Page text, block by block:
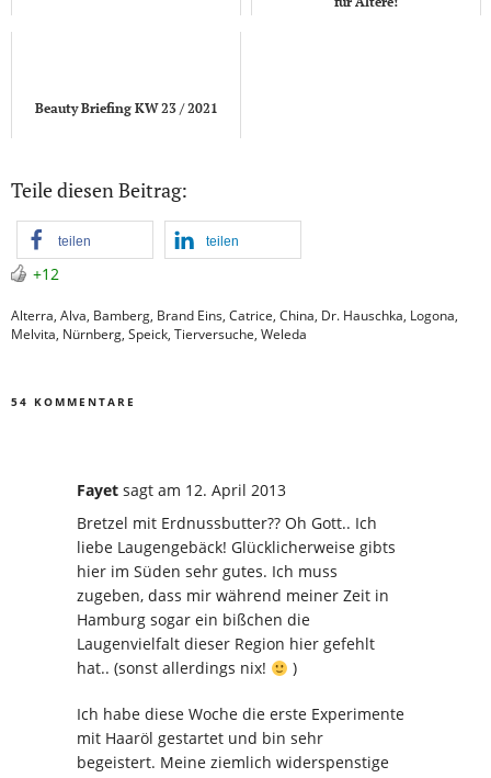
Beauty Briefing KW 23 / 2021
Teile diesen Beitrag:
teilen teilen
+12
Alterra, Alva, Bamberg, Brand Eins, Catrice, China, Dr. Hauschka, Logona,
Melvita, Nürnberg, Speick, Tierversuche, Weleda
54 KOMMENTARE
Fayet sagt am 12. April 2013
Bretzel mit Erdnussbutter?? Oh Gott.. Ich
liebe Laugengebäck! Glücklicherweise gibts
hier im Süden sehr gutes. Ich muss
zugeben, dass mir während meiner Zeit in
Hamburg sogar ein bißchen die
Laugenvielfalt dieser Region hier gefehlt
hat.. (sonst allerdings nix!
)
Ich habe diese Woche die erste Experimente
mit Haaröl gestartet und bin sehr
begeistert. Meine ziemlich widerspenstige